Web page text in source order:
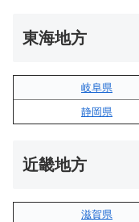
東海地方
岐阜県
静岡県
近畿地方
滋賀県